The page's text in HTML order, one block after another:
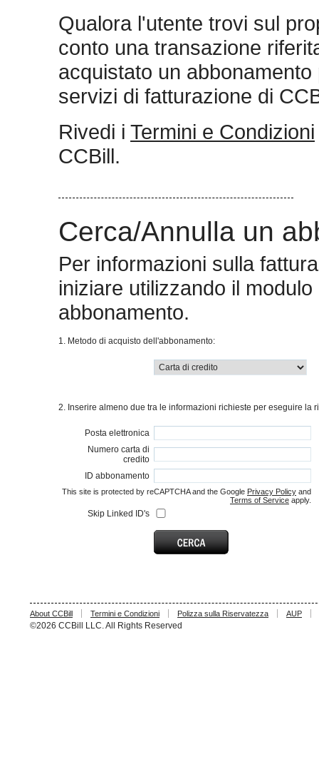
Qualora l'utente trovi sul
conto una transazione
acquistato un
servizi di fatturazione di
Rivedi i Termini e Condizioni
CCBill.
Cerca/Annulla un
Per informazioni sulla
iniziare utilizzando il
abbonamento.
1. Metodo di acquisto dell'abbonamento:
2. Inserire almeno due tra le informazioni richieste per eseguire la
Posta elettronica
Numero carta di
credito
ID abbonamento
This site is protected by reCAPTCHA and the Google Privacy Policy and
Terms of Service apply.
Skip Linked ID's
About CCBill Termini e Condizioni Polizza sulla Riservatezza AUP
©2026 CCBill LLC. All Rights Reserved